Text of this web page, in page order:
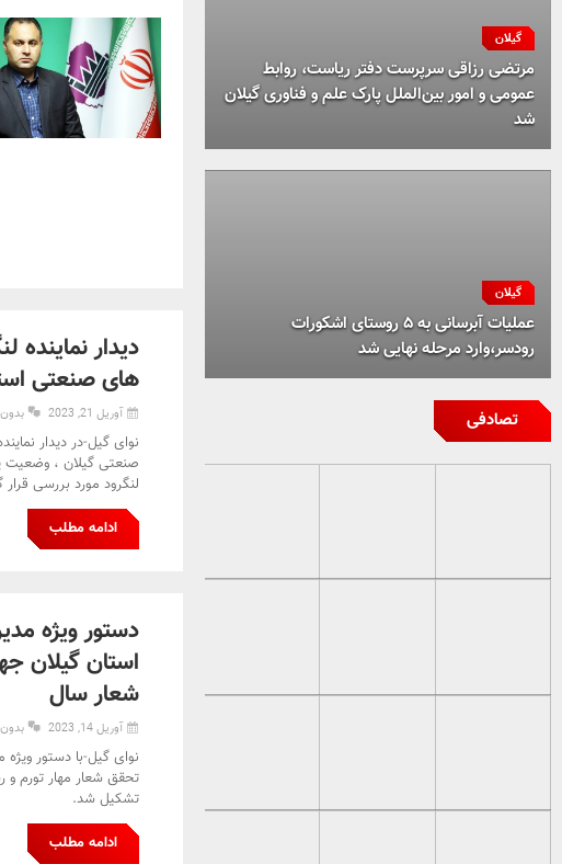
گیلان
مرتضی رزاقی سرپرست دفتر ریاست، روابط
عمومی و امور بین‌الملل پارک علم و فناوری گیلان
شد
گیلان
عملیات آبرسانی به ۵ روستای اشکورات
رودسر،وارد مرحله نهایی شد
تصادفی
دیدار
های صنعتی
آوریل 21, 2023
نوای گیل-در دیدار
صنعتی گیلان ، وضعیت
لنگرود مورد بررسی
ادامه مطلب
دستور ویژه
استان گیلان
شعار سال
آوریل 14, 2023
نوای گیل-با دستور
تحقق شعار مهار تورم
تشکیل شد.
ادامه مطلب